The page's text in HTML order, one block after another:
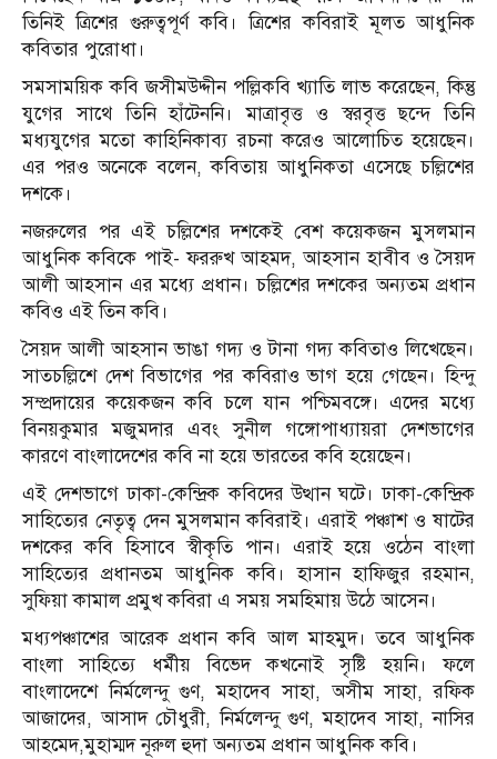
তিনিই ত্রিশের গুরুত্বপূর্ণ কবি। ত্রিশের কবিরাই মূলত আধুনিক
কবিতার পুরোধা।
সমসাময়িক কবি জসীমউদ্দীন পল্লিকবি খ্যাতি লাভ করেছেন, কিন্তু
যুগের সাথে তিনি হাঁটেননি। মাত্রাবৃত্ত ও স্বরবৃত্ত ছন্দে তিনি
মধ্যযুগের মতো কাহিনিকাব্য রচনা করেও আলোচিত হয়েছেন।
এর পরও অনেকে বলেন, কবিতায় আধুনিকতা এসেছে চল্লিশের
দশকে।
নজরুলের পর এই চল্লিশের দশকেই বেশ কয়েকজন মুসলমান
আধুনিক কবিকে পাই- ফররুখ আহমদ, আহসান হাবীব ও সৈয়দ
আলী আহসান এর মধ্যে প্রধান। চল্লিশের দশকের অন্যতম প্রধান
কবিও এই তিন কবি।
সৈয়দ আলী আহসান ভাঙা গদ্য ও টানা গদ্য কবিতাও লিখেছেন।
সাতচল্লিশে দেশ বিভাগের পর কবিরাও ভাগ হয়ে গেছেন। হিন্দু
সম্প্রদায়ের কয়েকজন কবি চলে যান পশ্চিমবঙ্গে। এদের মধ্যে
বিনয়কুমার মজুমদার এবং সুনীল গঙ্গোপাধ্যায়রা দেশভাগের
কারণে বাংলাদেশের কবি না হয়ে ভারতের কবি হয়েছেন।
এই দেশভাগে ঢাকা-কেন্দ্রিক কবিদের উত্থান ঘটে। ঢাকা-কেন্দ্রিক
সাহিত্যের নেতৃত্ব দেন মুসলমান কবিরাই। এরাই পঞ্চাশ ও ষাটের
দশকের কবি হিসাবে স্বীকৃতি পান। এরাই হয়ে ওঠেন বাংলা
সাহিত্যের প্রধানতম আধুনিক কবি। হাসান হাফিজুর রহমান,
সুফিয়া কামাল প্রমুখ কবিরা এ সময় সমহিমায় উঠে আসেন।
মধ্যপঞ্চাশের আরেক প্রধান কবি আল মাহমুদ। তবে আধুনিক
বাংলা সাহিত্যে ধর্মীয় বিভেদ কখনোই সৃষ্টি হয়নি। ফলে
বাংলাদেশে নির্মলেন্দু গুণ, মহাদেব সাহা, অসীম সাহা, রফিক
আজাদের, আসাদ চৌধুরী, নির্মলেন্দু গুণ, মহাদেব সাহা, নাসির
আহমেদ,মুহাম্মদ নূরুল হুদা অন্যতম প্রধান আধুনিক কবি।